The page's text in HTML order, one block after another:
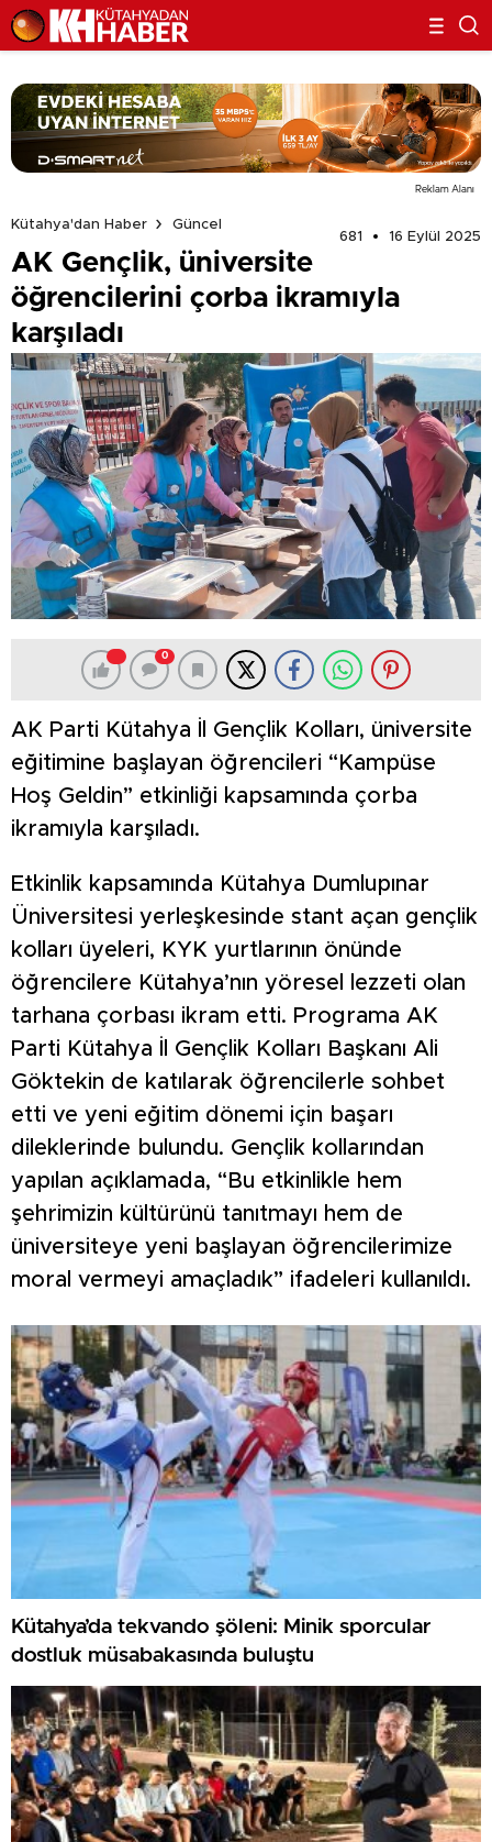
Reklam Alanı
Kütahya'dan Haber
Güncel
681
16 Eylül 2025
AK Gençlik, üniversite
öğrencilerini çorba ikramıyla
karşıladı
0
AK Parti Kütahya İl Gençlik Kolları, üniversite
eğitimine başlayan öğrencileri “Kampüse
Hoş Geldin” etkinliği kapsamında çorba
ikramıyla karşıladı.
Etkinlik kapsamında Kütahya Dumlupınar
Üniversitesi yerleşkesinde stant açan gençlik
kolları üyeleri, KYK yurtlarının önünde
öğrencilere Kütahya’nın yöresel lezzeti olan
tarhana çorbası ikram etti. Programa AK
Parti Kütahya İl Gençlik Kolları Başkanı Ali
Göktekin de katılarak öğrencilerle sohbet
etti ve yeni eğitim dönemi için başarı
dileklerinde bulundu. Gençlik kollarından
yapılan açıklamada, “Bu etkinlikle hem
şehrimizin kültürünü tanıtmayı hem de
üniversiteye yeni başlayan öğrencilerimize
moral vermeyi amaçladık” ifadeleri kullanıldı.
Kütahya’da tekvando şöleni: Minik sporcular
dostluk müsabakasında buluştu